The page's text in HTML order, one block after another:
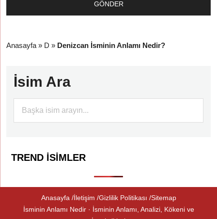
Anasayfa » D » Denizcan İsminin Anlamı Nedir?
İsim Ara
TREND İSIMLER
Anasayfa İletişim Gizlilik Politikası Sitemap
İsminin Anlamı Nedir · İsminin Anlamı, Analizi, Kökeni ve